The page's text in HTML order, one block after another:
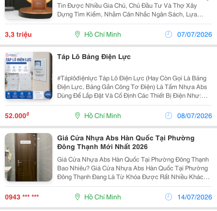
Tin Được Nhiều Gia Chủ, Chủ Đầu Tư Và Thợ Xây
Dựng Tìm Kiếm, Nhằm Cân Nhắc Ngân Sách, Lựa
Chọn Mẫu Mã Phù Hợp Và Đảm Bảo Hiệu Quả Đầu Tư
Khi Sử Dụng Loại Cửa Công Nghiệp Cao Cấp Này. Mặc
Dù Giá Cửa Abs...
3,3 triệu Hồ Chí Minh 07/07/2026
Táp Lô Bảng Điện Lực
#Táplôđiệnlực Táp Lô Điện Lực (Hay Còn Gọi Là Bảng
Điện Lực, Bảng Gắn Công Tơ Điện) Là Tấm Nhựa Abs
Dùng Để Lắp Đặt Và Cố Định Các Thiết Bị Điện Như:
Công Tơ Điện,Cb (Aptomat), Cầu Dao, Cầu Chì, Hộp
Đấu Nối, Thiết Bị Bảo Vệ Điện. Công Dụng: ...
52.000₫ Hồ Chí Minh 08/07/2026
Giá Cửa Nhựa Abs Hàn Quốc Tại Phường
Đông Thạnh Mới Nhất 2026
Giá Cửa Nhựa Abs Hàn Quốc Tại Phường Đông Thạnh
Bao Nhiêu? Giá Cửa Nhựa Abs Hàn Quốc Tại Phường
Đông Thạnh Đang Là Từ Khóa Được Rất Nhiều Khách
Hàng Tìm Kiếm Khi Có Nhu Cầu Xây Mới Hoặc Cải Tạo
Nhà Ở. Với Thiết Kế Sang Trọng, Khả Năng Chống
0943 *** *** Hồ Chí Minh 14/07/2026